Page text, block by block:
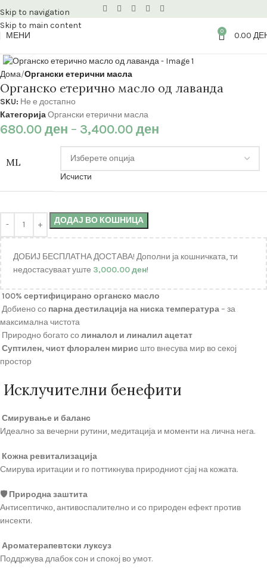
Skip to navigation
Skip to main content
МЕНИ
0 0.00
Дома Органски етерични масла
Органско етерично масло од лаванда
SKU: Не е достапно
КатегоријаОргански етерични масла
680.00 ден – 3,400.00 ден
ML
Исчисти
ДОДАЈ ВО КОШНИЦА
ДОБИЈ БЕСПЛАТНА ДОСТАВА! Дополни ја кошничката, ти
недостасуваат уште 3,000.00ден!
100% сертифицирано органско масло
Добиено со парна дестилација на ниска температура– за
максимална чистота
Природно богато со линалол и линалил ацетат
Суптилен, чист флорален мирис што внесува мир во секој
простор
Исклучителни бенефити
Смирување и баланс
Идеално за вечерни рутини, медитација и моменти на лична нега.
Кожна ревитализација
Смирува иритации и го поттикнува природниот сјај на кожата.
🛡 Природна заштита
Антисептичко, антивоспалително и со природен ефект против
инсекти.
Ароматерапевтски луксуз
Поддржува длабок сон и спокој во умот.